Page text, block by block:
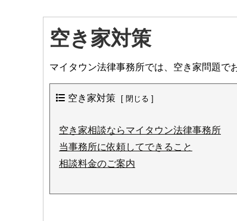
空き家対策
マイタウン法律事務所では、空き家問題で
空き家対策
空き家相談ならマイタウン法律事務所
当事務所に依頼してできること
相談料金のご案内